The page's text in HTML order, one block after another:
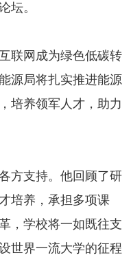
坛。
联网成为绿色低碳转
源局将扎实推进能源
培养领军人才，助力
方支持。他回顾了研
培养，承担多项课
，学校将一如既往支
世界一流大学的征程